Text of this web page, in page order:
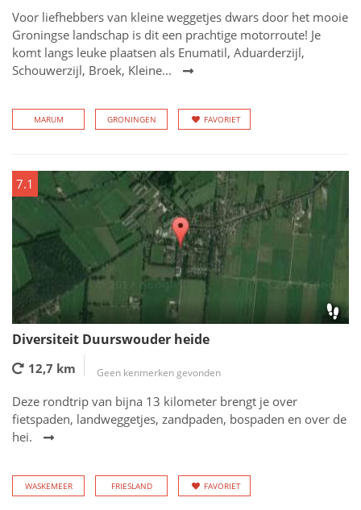
Voor liefhebbers van kleine weggetjes dwars door het mooie
Groningse landschap is dit een prachtige motorroute! Je
komt langs leuke plaatsen als Enumatil, Aduarderzijl,
Schouwerzijl, Broek, Kleine...
MARUM GRONINGEN FAVORIET
7.1
Diversiteit Duurswouder heide
12,7 km Geen kenmerken gevonden
Deze rondtrip van bijna 13 kilometer brengt je over
fietspaden, landweggetjes, zandpaden, bospaden en over de
hei.
WASKEMEER FRIESLAND FAVORIET